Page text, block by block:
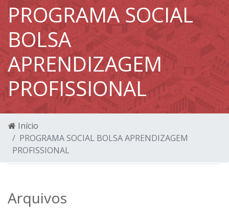
PROGRAMA SOCIAL
BOLSA
APRENDIZAGEM
PROFISSIONAL
Início
PROGRAMA SOCIAL BOLSA APRENDIZAGEM
PROFISSIONAL
Arquivos